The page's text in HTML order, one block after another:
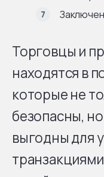
Торговцы и
находятся в
которые не
безопасны,
выгодны для